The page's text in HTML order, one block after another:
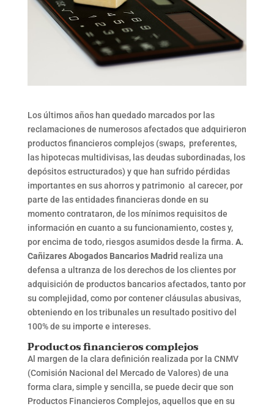
Los últimos años han quedado marcados por las
reclamaciones de numerosos afectados que adquirieron
productos financieros complejos (swaps, preferentes,
las hipotecas multidivisas, las deudas subordinadas, los
depósitos estructurados) y que han sufrido pérdidas
importantes en sus ahorros y patrimonio al carecer, por
parte de las entidades financieras donde en su
momento contrataron, de los mínimos requisitos de
información en cuanto a su funcionamiento, costes y,
por encima de todo, riesgos asumidos desde la firma. A.
Cañizares Abogados Bancarios Madrid realiza una
defensa a ultranza de los derechos de los clientes por
adquisición de productos bancarios afectados, tanto por
su complejidad, como por contener cláusulas abusivas,
obteniendo en los tribunales un resultado positivo del
100% de su importe e intereses.
Productos financieros complejos
Al margen de la clara definición realizada por la CNMV
(Comisión Nacional del Mercado de Valores) de una
forma clara, simple y sencilla, se puede decir que son
Productos Financieros Complejos, aquellos que en su